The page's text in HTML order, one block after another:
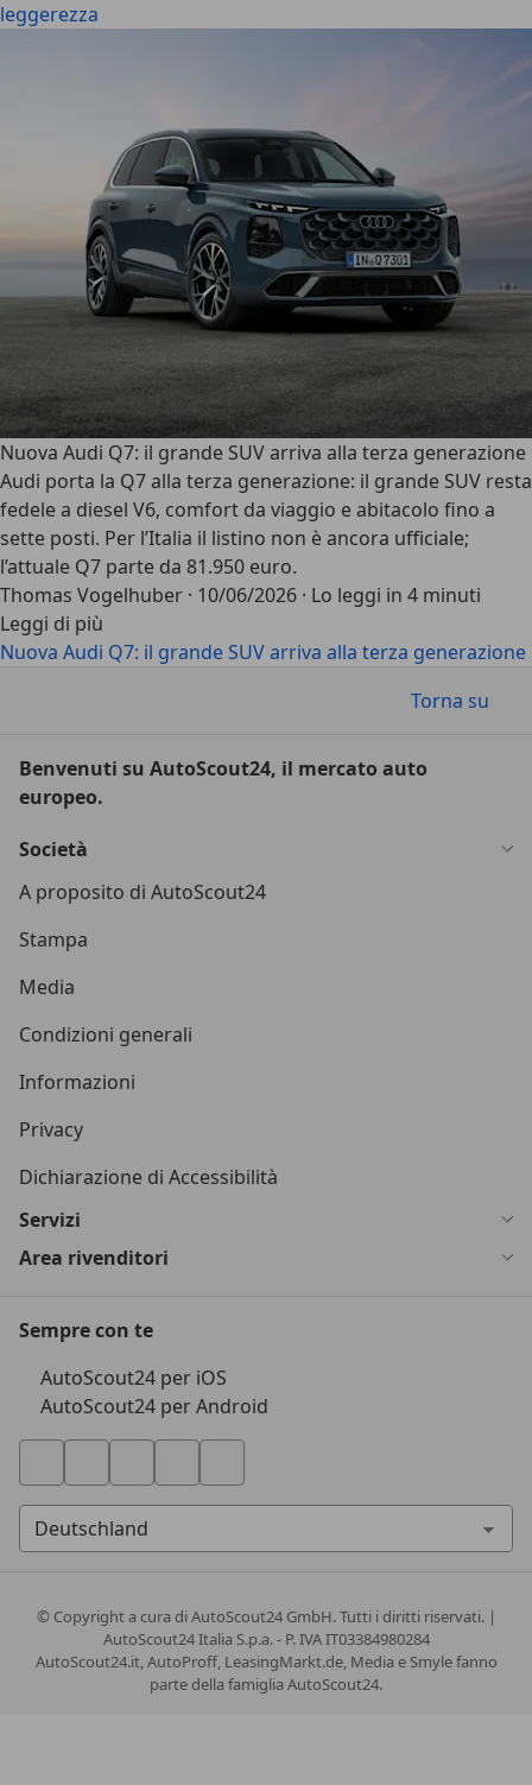
leggerezza
Nuova Audi Q7: il grande SUV arriva alla terza generazione
Audi porta la Q7 alla terza generazione: il grande SUV resta
fedele a diesel V6, comfort da viaggio e abitacolo fino a
sette posti. Per l’Italia il listino non è ancora ufficiale;
l’attuale Q7 parte da 81.950 euro.
Thomas Vogelhuber · 10/06/2026 · Lo leggi in 4 minuti
Leggi di più
Nuova Audi Q7: il grande SUV arriva alla terza generazione
Torna su
Benvenuti su AutoScout24, il mercato auto
europeo.
Società
A proposito di AutoScout24
Stampa
Media
Condizioni generali
Informazioni
Privacy
Dichiarazione di Accessibilità
Servizi
Area rivenditori
Sempre con te
AutoScout24 per iOS
AutoScout24 per Android
© Copyrighta cura di AutoScout24 GmbH. Tutti i diritti riservati. |
AutoScout24 Italia S.p.a. - P. IVA IT03384980284
AutoScout24.it, AutoProff, LeasingMarkt.de, Media e Smyle fanno
parte della famiglia AutoScout24.